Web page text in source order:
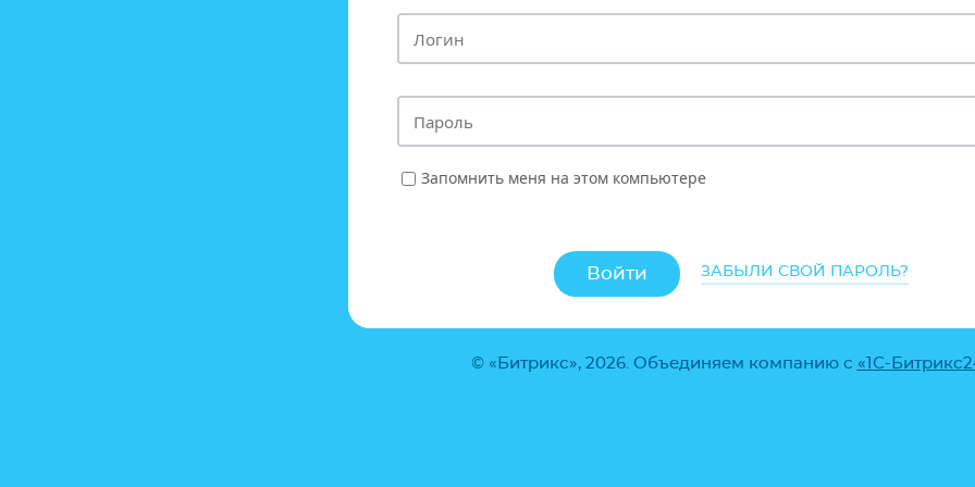
Запомнить меня на этом компьютере
ЗАБЫЛИ СВОЙ ПАРОЛЬ?
© «Битрикс», 2026. Объединяем компанию с «1С-